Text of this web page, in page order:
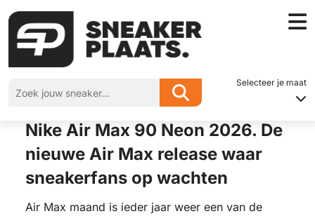
Selecteer je maat
Home»Nike Air Max 90 Neon 2026. De nieuwe Air Max release waar
sneakerfans op wachten
Nike Air Max 90 Neon 2026. De
nieuwe Air Max release waar
sneakerfans op wachten
Air Max maand is ieder jaar weer een van de